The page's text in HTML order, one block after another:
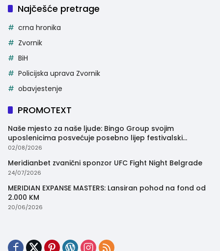
Najčešće pretrage
crna hronika
Zvornik
BiH
Policijska uprava Zvornik
obavjestenje
PROMOTEXT
Naše mjesto za naše ljude: Bingo Group svojim
uposlenicima posvećuje posebno lijep festivalski
trenutak
02/08/2026
Meridianbet zvanični sponzor UFC Fight Night Belgrade
24/07/2026
MERIDIAN EXPANSE MASTERS: Lansiran pohod na fond od
2.000 KM
20/06/2026